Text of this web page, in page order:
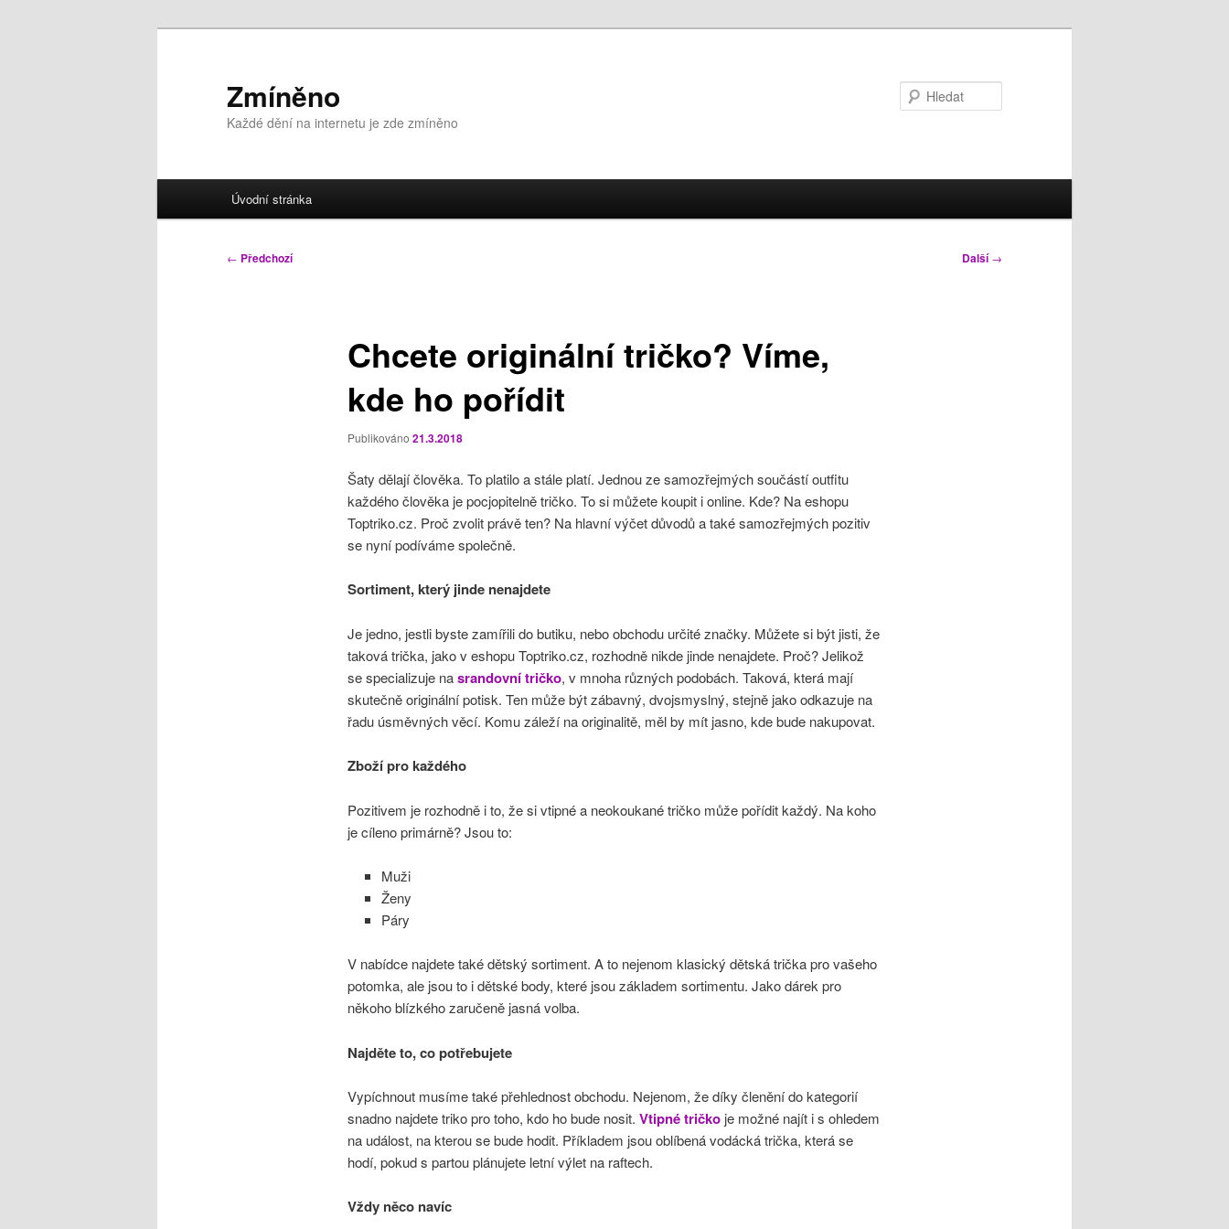
Zmíněno
Každé dění na internetu je zde zmíněno
Úvodní stránka
Navigace
← Předchozí Další→
Chcete originální tričko? Víme,
kde ho pořídit
Publikováno 21.3.2018
Šaty dělají člověka. To platilo a stále platí. Jednou ze samozřejmých součástí outfitu
každého člověka je pocjopitelně tričko. To si můžete koupit i online. Kde? Na eshopu
Toptriko.cz. Proč zvolit právě ten? Na hlavní výčet důvodů a také samozřejmých pozitiv
se nyní podíváme společně.
Sortiment, který jinde nenajdete
Je jedno, jestli byste zamířili do butiku, nebo obchodu určité značky. Můžete si být jisti, že
taková trička, jako v eshopu Toptriko.cz, rozhodně nikde jinde nenajdete. Proč? Jelikož
se specializuje nasrandovní tričko, v mnoha různých podobách. Taková, která mají
skutečně originální potisk. Ten může být zábavný, dvojsmyslný, stejně jako odkazuje na
řadu úsměvných věcí. Komu záleží na originalitě, měl by mít jasno, kde bude nakupovat.
Zboží pro každého
Pozitivem je rozhodně i to, že si vtipné a neokoukané tričko může pořídit každý. Na koho
je cíleno primárně? Jsou to:
Muži
Ženy
Páry
V nabídce najdete také dětský sortiment. A to nejenom klasický dětská trička pro vašeho
potomka, ale jsou to i dětské body, které jsou základem sortimentu. Jako dárek pro
někoho blízkého zaručeně jasná volba.
Najděte to, co potřebujete
Vypíchnout musíme také přehlednost obchodu. Nejenom, že díky členění do kategorií
snadno najdete triko pro toho, kdo ho bude nosit. Vtipné tričkoje možné najít i s ohledem
na událost, na kterou se bude hodit. Příkladem jsou oblíbená vodácká trička, která se
hodí, pokud s partou plánujete letní výlet na raftech.
Vždy něco navíc